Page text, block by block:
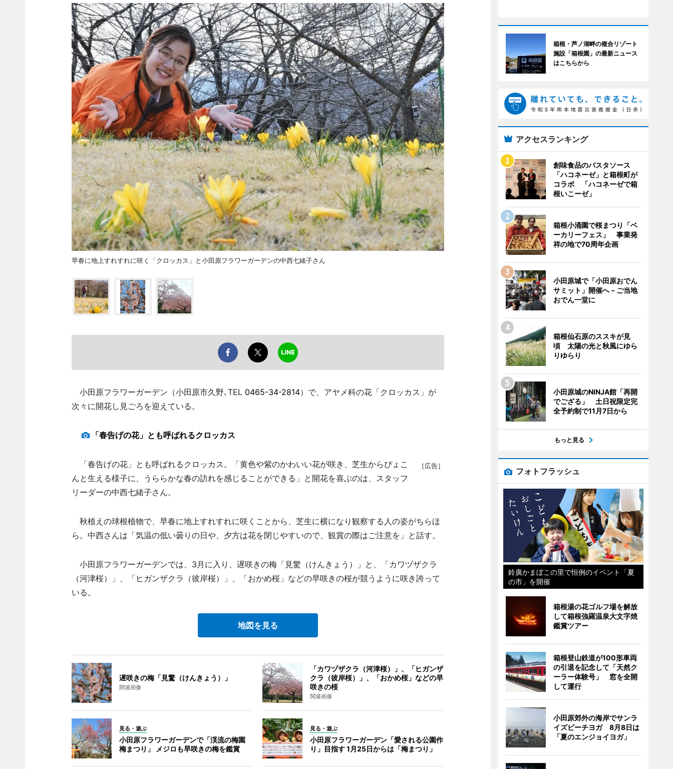
早春に地上すれすれに咲く「クロッカス」と小田原フラワーガーデンの中西七緒子さん
小田原フラワーガーデン（小田原市久野､TEL 0465-34-2814）で、アヤメ科の花「クロッカス」が
次々に開花し見ごろを迎えている。
「春告げの花」とも呼ばれるクロッカス
［広告］
「春告げの花」とも呼ばれるクロッカス。「黄色や紫のかわいい花が咲き、芝生からぴょこ
んと生える様子に、うららかな春の訪れを感じることができる」と開花を喜ぶのは、スタッフ
リーダーの中西七緒子さん。
秋植えの球根植物で、早春に地上すれすれに咲くことから、芝生に横になり観察する人の姿がちらほ
ら。中西さんは「気温の低い曇りの日や、夕方は花を閉じやすいので、観賞の際はご注意を」と話す。
小田原フラワーガーデンでは、3月に入り、遅咲きの梅「見驚（けんきょう）」と、「カワヅザクラ
（河津桜）」、「ヒガンザクラ（彼岸桜）」、「おかめ桜」などの早咲きの桜が競うように咲き誇って
いる。
地図を見る
遅咲きの梅「見驚（けんきょう）」
関連画像
「カワヅザクラ（河津桜）」、「ヒガンザ
クラ（彼岸桜）」、「おかめ桜」などの早
咲きの桜
関連画像
見る・遊ぶ
小田原フラワーガーデンで「渓流の梅園
梅まつり」 メジロも早咲きの梅を鑑賞
見る・遊ぶ
小田原フラワーガーデン「愛される公園作
り」目指す 1月25日からは「梅まつり」
箱根・芦ノ湖畔の複合リゾート
施設「箱根園」の最新ニュース
はこちらから
アクセスランキング
創味食品のパスタソース
「ハコネーゼ」と箱根町が
コラボ 「ハコネーゼで箱
根いこーゼ」
箱根小涌園で桜まつり「ベ
ーカリーフェス」 事業発
祥の地で70周年企画
小田原城で「小田原おでん
サミット」開催へ－ご当地
おでん一堂に
箱根仙石原のススキが見
頃 太陽の光と秋風にゆら
りゆらり
小田原城のNINJA館「再開
でござる」 土日祝限定完
全予約制で11月7日から
もっと見る
フォトフラッシュ
鈴廣かまぼこの里で恒例のイベント「夏
の市」を開催
箱根湯の花ゴルフ場を解放
して箱根強羅温泉大文字焼
鑑賞ツアー
箱根登山鉄道が100形車両
の引退を記念して「天然ク
ーラー体験号」 窓を全開
して運行
小田原郊外の海岸でサンラ
イズビーチヨガ 8月8日は
「夏のエンジョイヨガ」